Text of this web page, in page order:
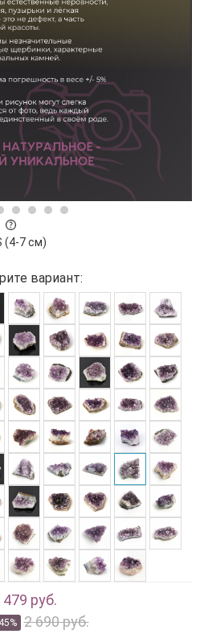
(4-7 см)
вариант:
479 руб.
2 690 руб.